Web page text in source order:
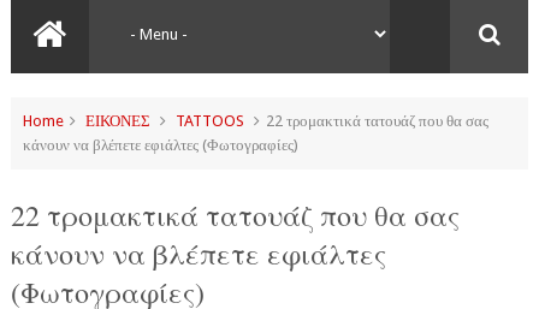
Home ΕΙΚΟΝΕΣ TATTOOS
22 τρομακτικά τατουάζ που θα σας
κάνουν να βλέπετε εφιάλτες (Φωτογραφίες)
22 τρομακτικά τατουάζ που θα σας
κάνουν να βλέπετε εφιάλτες
(Φωτογραφίες)